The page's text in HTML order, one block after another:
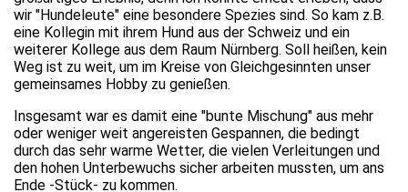
wir "Hundeleute" eine besondere Spezies sind. So kam z.B.
eine Kollegin mit ihrem Hund aus der Schweiz und ein
weiterer Kollege aus dem Raum Nürnberg. Soll heißen, kein
Weg ist zu weit, um im Kreise von Gleichgesinnten unser
gemeinsames Hobby zu genießen.
Insgesamt war es damit eine "bunte Mischung" aus mehr
oder weniger weit angereisten Gespannen, die bedingt
durch das sehr warme Wetter, die vielen Verleitungen und
den hohen Unterbewuchs sicher arbeiten mussten, um ans
Ende -Stück- zu kommen.